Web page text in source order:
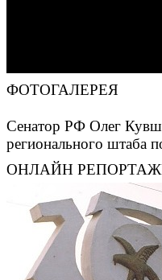
ФОТОГАЛЕРЕЯ
Сенатор РФ Олег
регионального штаба
ОНЛАЙН